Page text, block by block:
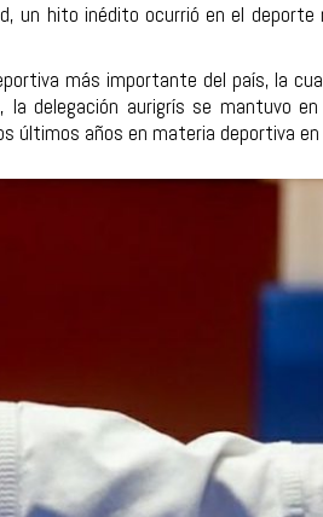
un hito inédito ocurrió en el
más importante del país, la
delegación aurigrís se mantuvo
últimos años en materia deportiva